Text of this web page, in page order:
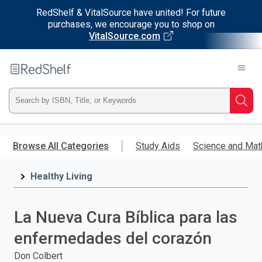
RedShelf & VitalSource have united! For future
purchases, we encourage you to shop on
VitalSource.com
main
RedShelf
Type
ISBN,
Title,
press
Browse All Categories Study Aids Science and
Healthy Living
La Nueva Cura Bíblica para las
enfermedades del corazón
Don Colbert